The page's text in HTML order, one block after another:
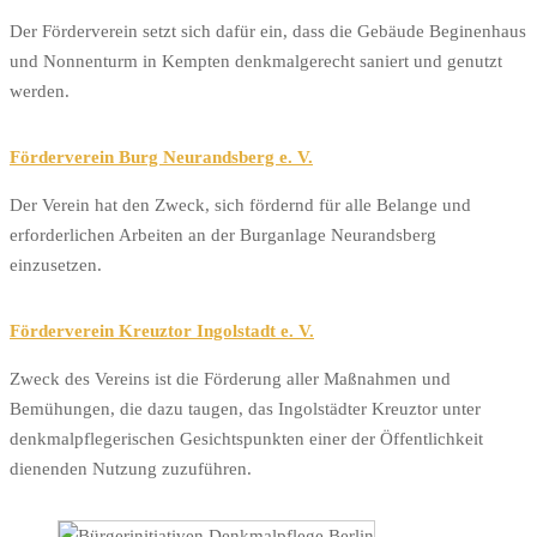
Der Förderverein setzt sich dafür ein, dass die Gebäude Beginenhaus
und Nonnenturm in Kempten denkmalgerecht saniert und genutzt
werden.
Förderverein Burg Neurandsberg e. V.
Der Verein hat den Zweck, sich fördernd für alle Belange und
erforderlichen Arbeiten an der Burganlage Neurandsberg
einzusetzen.
Förderverein Kreuztor Ingolstadt e. V.
Zweck des Vereins ist die Förderung aller Maßnahmen und
Bemühungen, die dazu taugen, das Ingolstädter Kreuztor unter
denkmalpflegerischen Gesichtspunkten einer der Öffentlichkeit
dienenden Nutzung zuzuführen.